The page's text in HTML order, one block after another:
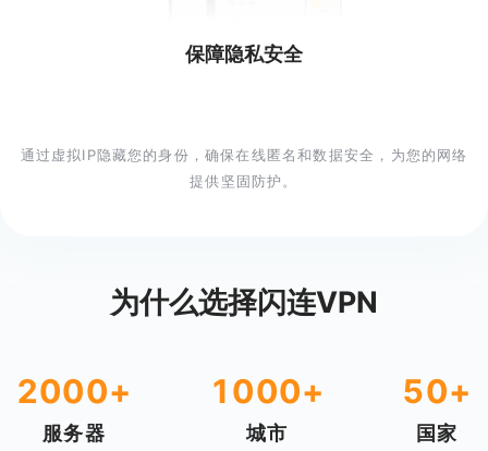
保障隐私安全
通过虚拟IP隐藏您的身份，确保在线匿名和数据安全，为您的网络
提供坚固防护。
为什么选择闪连VPN
2000+
服务器
1000+
城市
50+
国家